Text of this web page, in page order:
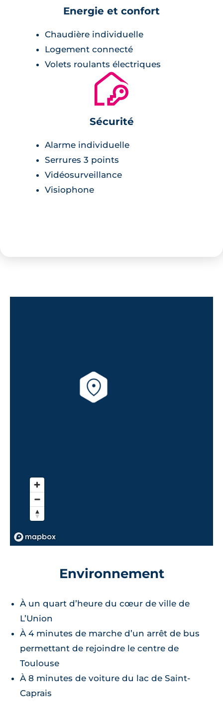
résidents auront accès à un parking en sous-
sol et à quelques places en parking aérien,
résidence dispose d’un système de sécurité
très performant, avec un accès piéton régulé
par badges d’accès ainsi que par un
visiophone. Des caméras de surveillance sont,
portes palières de chaque appartement sont
équipées de serrures 3 points. De même,
chaque logement est doté d’une alarme
individuelle connectée, qui vous notifiera
d’intrusion.
Energie et confort
Chaudière individuelle
Logement connecté
Volets roulants électriques
🔐
Sécurité
Alarme individuelle
Serrures 3 points
Vidéosurveillance
Visiophone
Environnement
À un quart d’heure du cœur de ville de
L’Union
À 4 minutes de marche d’un arrêt de bus
permettant de rejoindre le centre de
Toulouse
À 8 minutes de voiture du lac de Saint-
Caprais